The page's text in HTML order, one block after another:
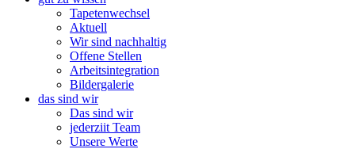
Tapetenwechsel
Aktuell
Wir sind nachhaltig
Offene Stellen
Arbeitsintegration
Bildergalerie
das sind wir
Das sind wir
jederziit Team
Unsere Werte